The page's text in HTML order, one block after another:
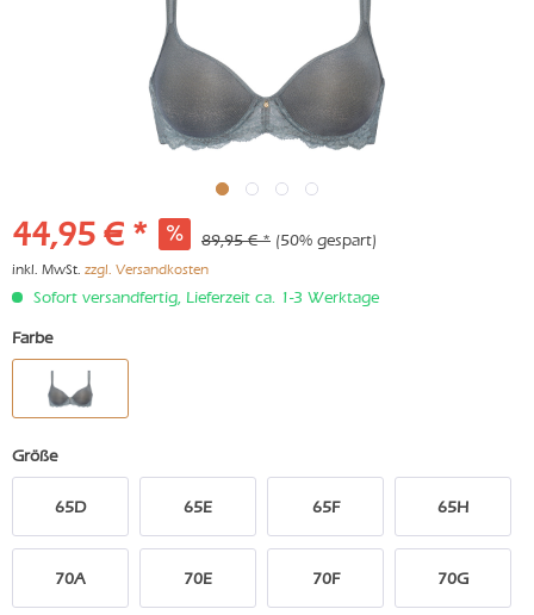
44,95 € * 89,95 € * (50% gespart)
inkl. MwSt. zzgl. Versandkosten
Sofort versandfertig, Lieferzeit ca. 1-3 Werktage
Farbe
Größe
65D 65E 65F 65H
70A 70E 70F 70G